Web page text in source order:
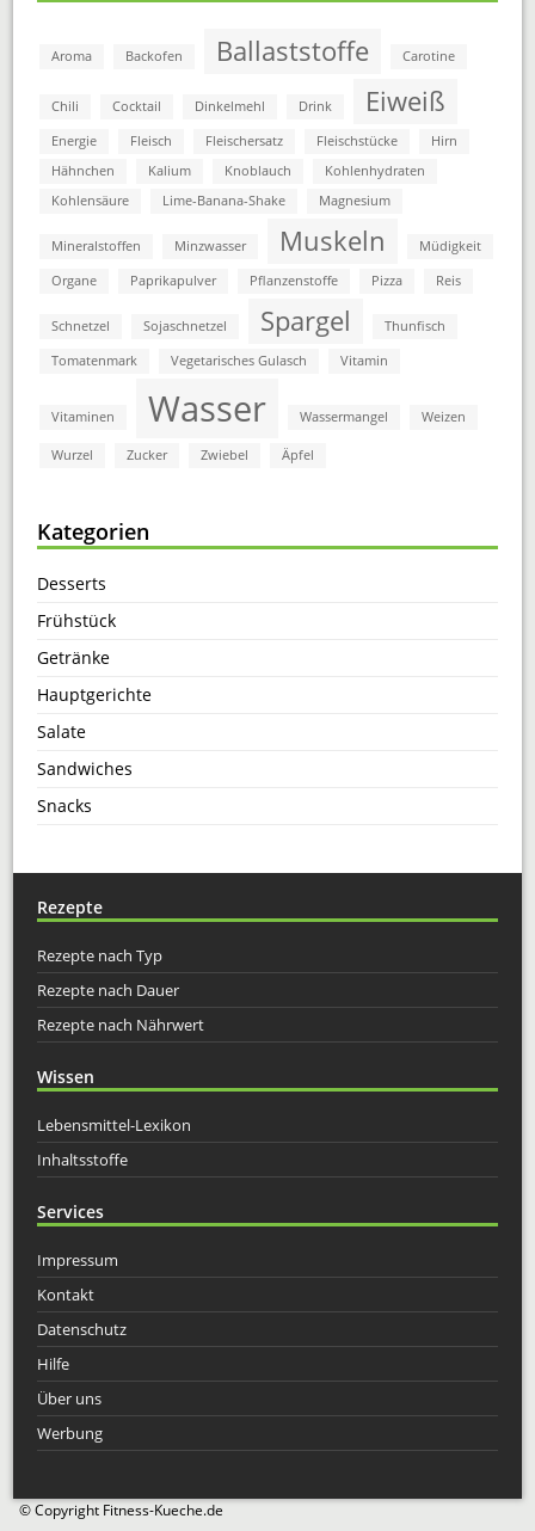
Aroma Backofen Ballaststoffe Carotine
Chili Cocktail Dinkelmehl Drink Eiweiß
Energie Fleisch Fleischersatz Fleischstücke
Hirn
Hähnchen
Kalium Knoblauch
Kohlenhydraten
Kohlensäure
Lime-Banana-Shake Magnesium
Mineralstoffen Minzwasser Muskeln Müdigkeit
Organe Paprikapulver Pflanzenstoffe Pizza Reis
Schnetzel Sojaschnetzel Spargel Thunfisch
Tomatenmark Vegetarisches Gulasch Vitamin
Vitaminen Wasser Wassermangel Weizen
Wurzel Zucker Zwiebel Äpfel
Kategorien
Desserts
Frühstück
Getränke
Hauptgerichte
Salate
Sandwiches
Snacks
Rezepte
Rezepte nach Typ
Rezepte nach Dauer
Rezepte nach Nährwert
Wissen
Lebensmittel-Lexikon
Inhaltsstoffe
Services
Impressum
Kontakt
Datenschutz
Hilfe
Über uns
Werbung
© Copyright Fitness-Kueche.de